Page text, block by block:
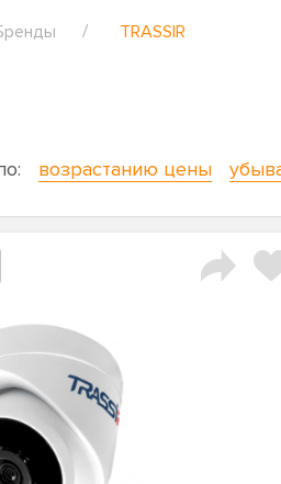
TRASSIR
возрастанию цены